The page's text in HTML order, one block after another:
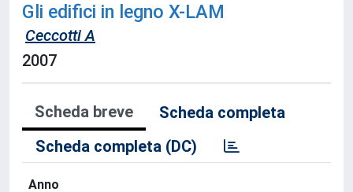
Gli edifici in legno X-LAM
Ceccotti A
2007
Scheda breve
Scheda completa
Scheda completa (DC)
Anno